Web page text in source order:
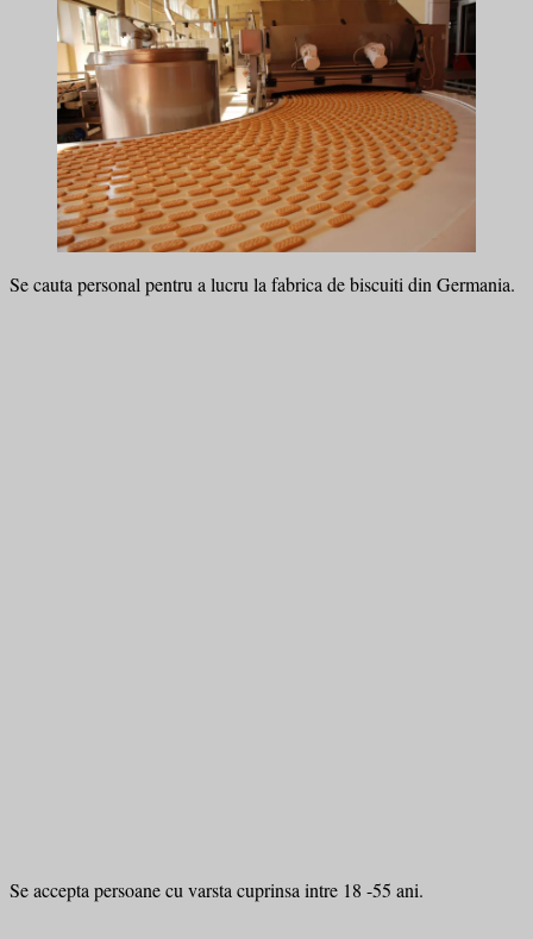
Se cauta personal pentru a lucru la fabrica de biscuiti din Germania.
Se accepta persoane cu varsta cuprinsa intre 18 -55 ani.